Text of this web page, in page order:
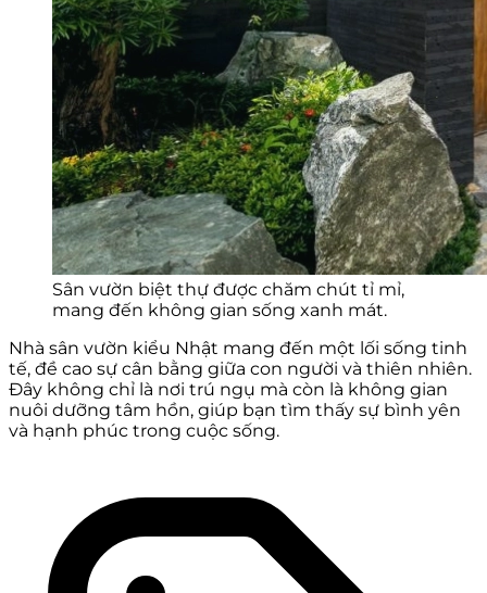
Sân vườn biệt thự được chăm chút tỉ mỉ,
mang đến không gian sống xanh mát.
Nhà sân vườn kiểu Nhật mang đến một lối sống tinh
tế, đề cao sự cân bằng giữa con người và thiên nhiên.
Đây không chỉ là nơi trú ngụ mà còn là không gian
nuôi dưỡng tâm hồn, giúp bạn tìm thấy sự bình yên
và hạnh phúc trong cuộc sống.